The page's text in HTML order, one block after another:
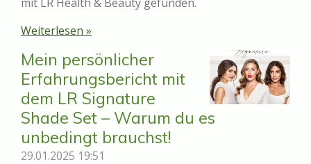
Weiterlesen »
Mein persönlicher
Erfahrungsbericht mit
dem LR Signature
Shade Set – Warum du es
unbedingt brauchst!
29.01.2025 19:51